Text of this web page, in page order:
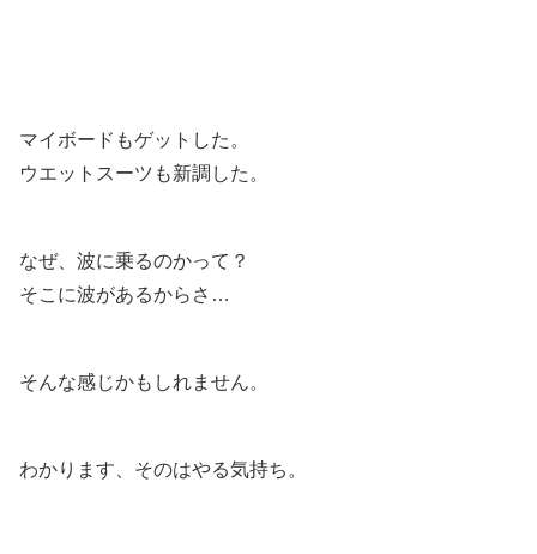
マイボードもゲットした。
ウエットスーツも新調した。
なぜ、波に乗るのかって？
そこに波があるからさ…
そんな感じかもしれません。
わかります、そのはやる気持ち。